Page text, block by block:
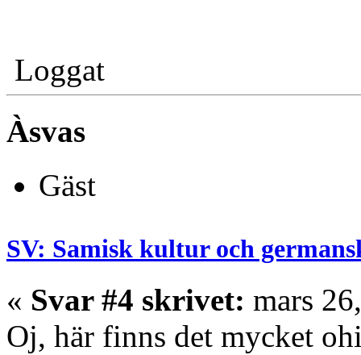
Loggat
Àsvas
Gäst
SV: Samisk kultur och
« Svar #4 skrivet: mars
Oj, här finns det mycket